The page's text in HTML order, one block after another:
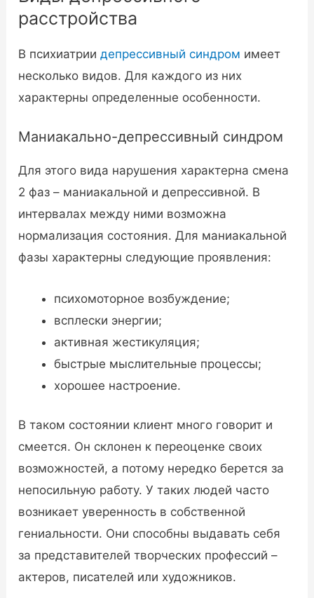
расстройства
В психиатриидепрессивный синдром имеет
несколько видов. Для каждого из них
характерны определенные особенности.
Маниакально-депрессивный синдром
Для этого вида нарушения характерна смена
2 фаз – маниакальной и депрессивной. В
интервалах между ними возможна
нормализация состояния. Для маниакальной
фазы характерны следующие проявления:
психомоторное возбуждение;
всплески энергии;
активная жестикуляция;
быстрые мыслительные процессы;
хорошее настроение.
В таком состоянии клиент много говорит и
смеется. Он склонен к переоценке своих
возможностей, а потому нередко берется за
непосильную работу. У таких людей часто
возникает уверенность в собственной
гениальности. Они способны выдавать себя
за представителей творческих профессий –
актеров, писателей или художников.